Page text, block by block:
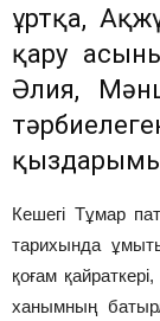
Құртқа,
қару
Әлия,
Кешегі Тұмар
тари­хында
қоғам
ханымның